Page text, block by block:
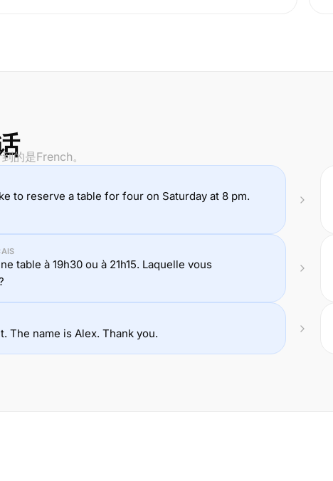
的是French。
to reserve a table for four on Saturday at 8 pm.
table à 19h30 ou à 21h15. Laquelle vous
The name is Alex. Thank you.